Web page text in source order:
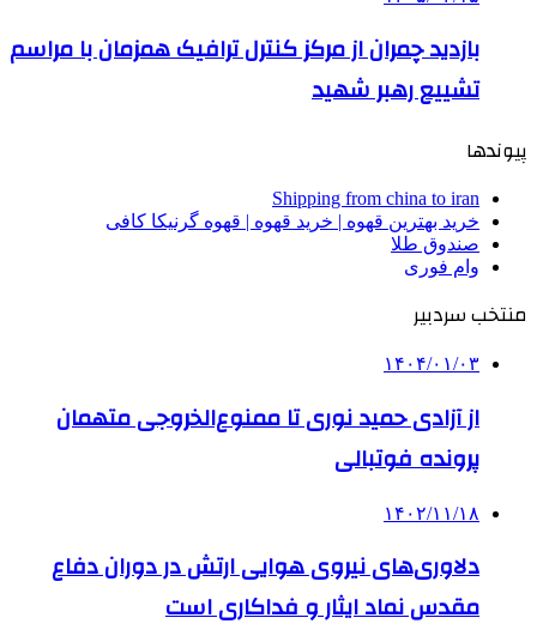
بازدید چمران از مرکز کنترل ترافیک همزمان با مراسم
تشییع رهبر شهید
پیوندها
Shipping from china to iran
خرید بهترین قهوه | خرید قهوه | قهوه گرنیکا کافی
صندوق طلا
وام فوری
منتخب سردبیر
۱۴۰۴/۰۱/۰۳
از آزادی حمید نوری تا ممنوع‌الخروجی متهمان
پرونده فوتبالی
۱۴۰۲/۱۱/۱۸
دلاوری‌های نیروی هوایی ارتش در دوران دفاع
مقدس نماد ایثار و فداکاری است